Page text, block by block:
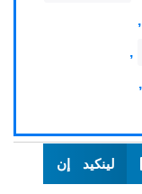
,
,
,
لينكيد إن